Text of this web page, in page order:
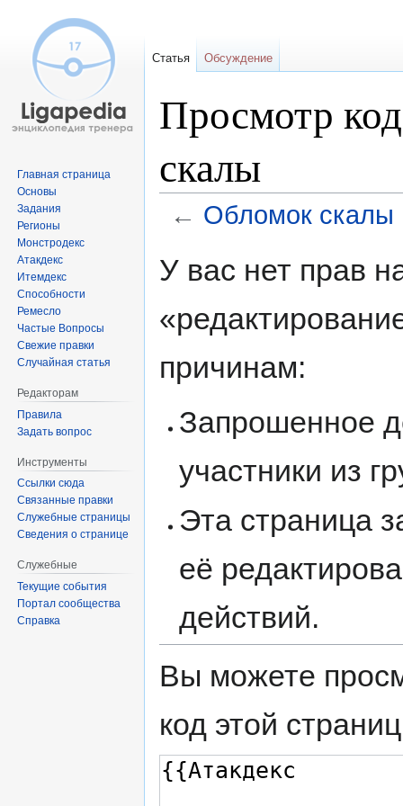
Просмотр
скалы
← Обломок скалы
ккУ вас нет прав
причинам:
Запрошенное
участники из
Эта страница
её
действий.
Вы можете
код этой
Статья Обсуждение
Главная страница
Основы
Задания
Регионы
Монстродекс
Атакдекс
Итемдекс
Способности
Ремесло
Частые Вопросы
Свежие правки
Случайная статья
Редакторам
Правила
Задать вопрос
Инструменты
Ссылки сюда
Связанные правки
Служебные страницы
Сведения о странице
Служебные
Текущие события
Портал сообщества
Справка